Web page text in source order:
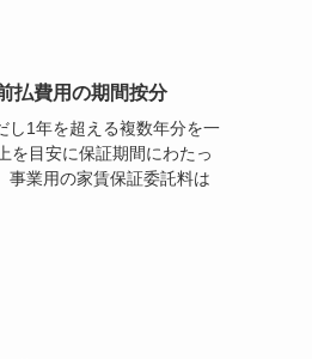
払費用の期間按分
し1年を超える複数年分を一
を目安に保証期間にわたっ
事業用の家賃保証委託料は